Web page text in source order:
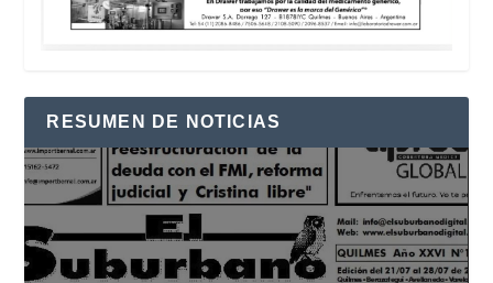
RESUMEN DE NOTICIAS
Reproductor
de
vídeo